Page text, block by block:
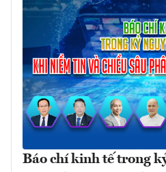
Báo chí kinh tế trong